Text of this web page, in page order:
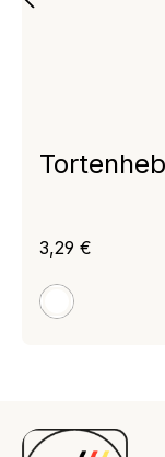
weiß
Regulärer
3,29 €